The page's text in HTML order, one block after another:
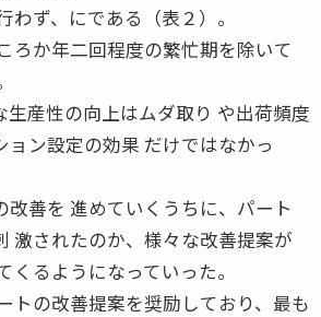
わず、にである（表２）。
ろか年二回程度の繁忙期を除いて
生産性の向上はムダ取り や出荷頻度
ョン設定の効果 だけではなかっ
改善を 進めていくうちに、パート
激されたのか、様々な改善提案が
くるようになっていった。
トの改善提案を奨励しており、最も